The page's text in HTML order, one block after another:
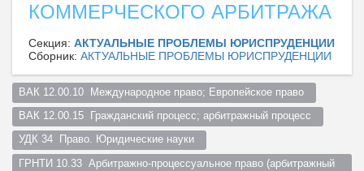
КОММЕРЧЕСКОГО АРБИТРАЖА
Секция: АКТУАЛЬНЫЕ ПРОБЛЕМЫ ЮРИСПРУДЕНЦИИ
Сборник: АКТУАЛЬНЫЕ ПРОБЛЕМЫ ЮРИСПРУДЕНЦИИ
ВАК 12.00.10  Международное право; Европейское право
ВАК 12.00.15  Гражданский процесс; арбитражный процесс
УДК 34  Право. Юридические науки
ГРНТИ 10.33  Арбитражно-процессуальное право (арбитражный